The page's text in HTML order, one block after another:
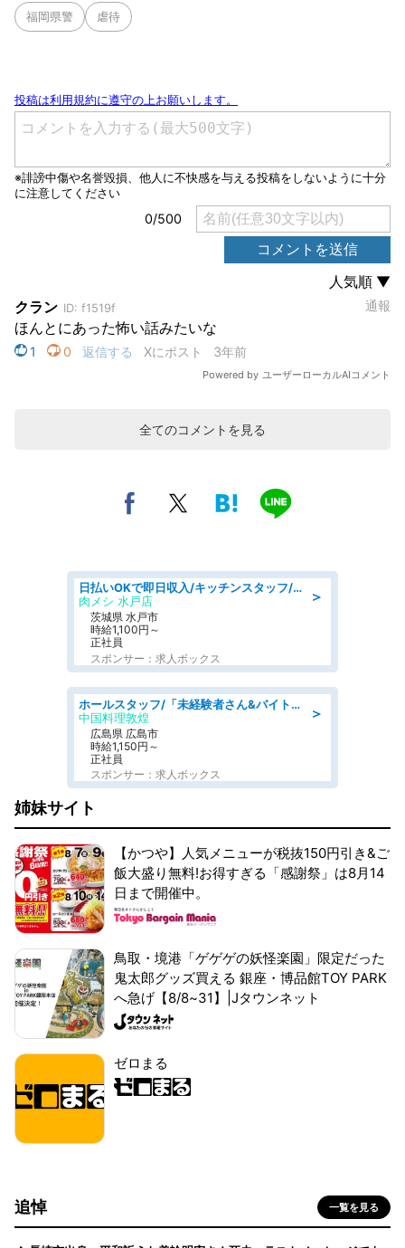
福岡県警 虐待
全てのコメントを見る
＞
日払いOKで即日収入/キッチンスタッフ/「原付免許必須」デリバリー業務など、自己成長可能な幅広い仕事に挑戦!髪型自由&ピアス・ネイルOK/茨城県/水戸市
肉メシ 水戸店
茨城県 水戸市
時給1,100円～
正社員
スポンサー：求人ボックス
＞
ホールスタッフ/「未経験者さん&バイトデビューも大歓迎」残業ほぼなし×1日3時間〜勤務OK!フォロー体制も充実/広島県/広島市南区
中国料理敦煌
広島県 広島市
時給1,150円～
正社員
スポンサー：求人ボックス
姉妹サイト
【かつや】人気メニューが税抜150円引き&ご
飯大盛り無料!お得すぎる「感謝祭」は8月14
日まで開催中。
鳥取・境港「ゲゲゲの妖怪楽園」限定だった
鬼太郎グッズ買える 銀座・博品館TOY PARK
へ急げ【8/8~31】|Jタウンネット
ゼロまる
追悼 一覧を見る